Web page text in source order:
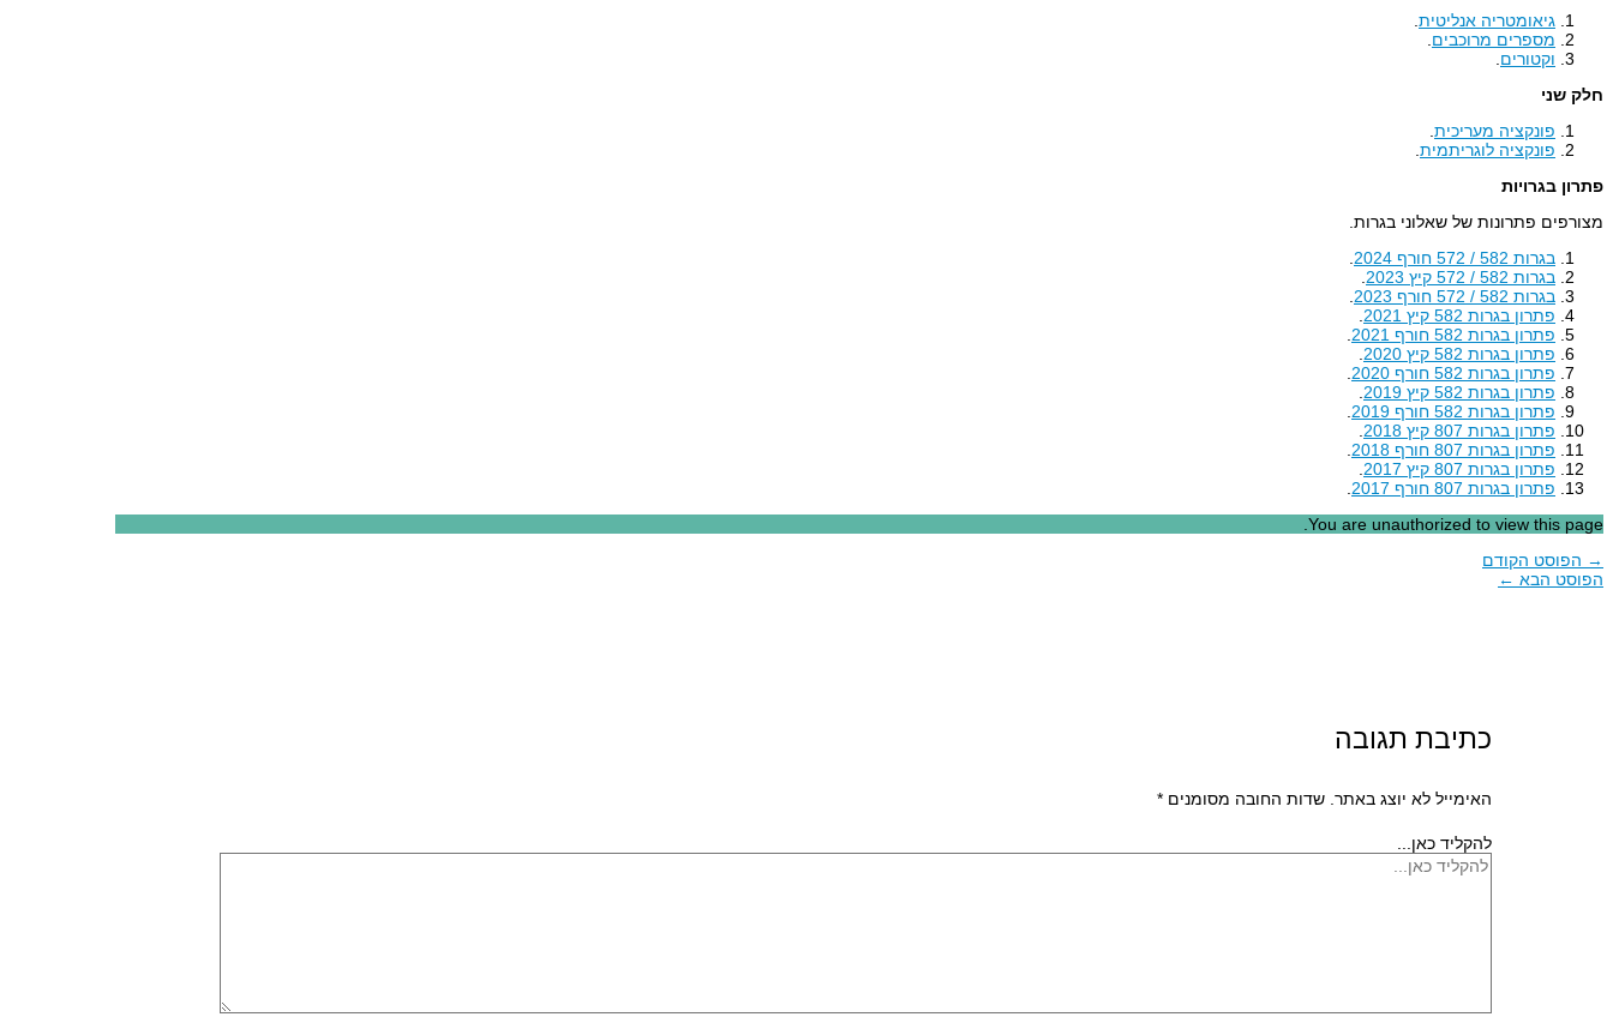
גיאומטריה אנליטית
מספרים מרוכבים
וקטורים
חלק שני
פונקציה מעריכית
פונקציה לוגריתמית
פתרון בגרויות
מצורפים פתרונות של שאלוני בגרות.
בגרות 582 / 572 חורף 2024
בגרות 582 / 572 קיץ 2023
בגרות 582 / 572 חורף 2023
פתרון בגרות 582 קיץ 2021
פתרון בגרות 582 חורף 2021
פתרון בגרות 582 קיץ 2020
פתרון בגרות 582 חורף 2020
פתרון בגרות 582 קיץ 2019
פתרון בגרות 582 חורף 2019
פתרון בגרות 807 קיץ 2018
פתרון בגרות 807 חורף 2018
פתרון בגרות 807 קיץ 2017
פתרון בגרות 807 חורף 2017
You are unauthorized to view this page.
→ הפוסט הקודם
הפוסט הבא ←
כתיבת תגובה
האימייל לא יוצג באתר. שדות החובה מסומנים*
להקליד כאן...